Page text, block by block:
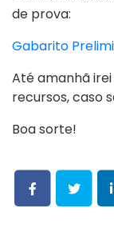
de prova:
Gabarito
Até amanhã
recursos, caso
Boa sorte!